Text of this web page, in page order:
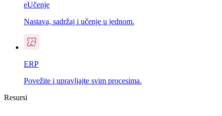
eUčenje
Nastava, sadržaj i učenje u jednom.
ERP
Povežite i upravljajte svim procesima.
Resursi